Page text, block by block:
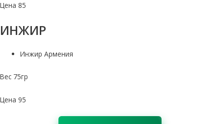
Цена 85
ИНЖИР
Инжир Армения
Вес 75гр
Цена 95